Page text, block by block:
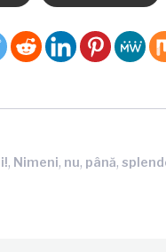
, Nimeni, nu, până,